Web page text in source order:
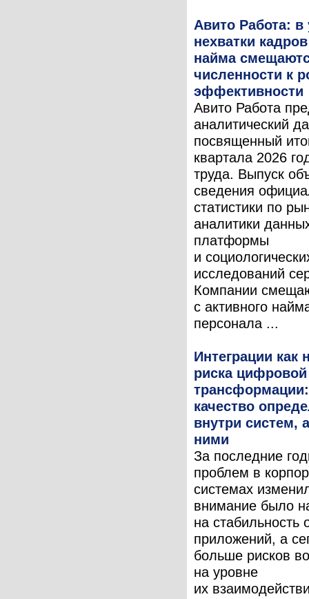
Авито Работа: в
нехватки
найма
численности к
эффективности
Авито Работа
аналитический
посвященный
квартала 2026
труда. Выпуск
сведения
статистики по
аналитики
платформы
и
исследований
Компании
с активного
персонала ...
Интеграции как
риска цифровой
качество
внутри систем,
ними
За последние
проблем в
системах
внимание было
на стабильность
приложений, а
больше рисков
на уровне
их